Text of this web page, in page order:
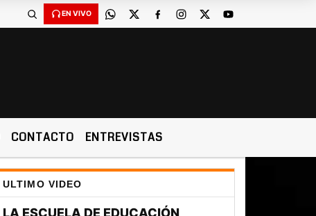
EN VIVO
CONTACTO ENTREVISTAS
ULTIMO VIDEO